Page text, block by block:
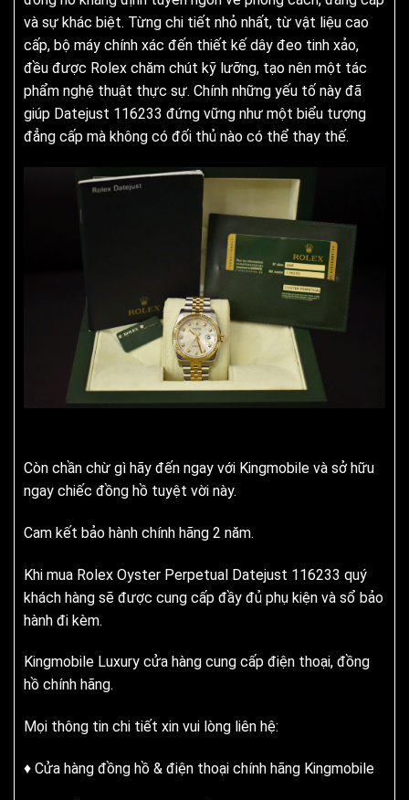
và sự khác biệt. Từng chi tiết nhỏ nhất, từ vật liệu cao
cấp, bộ máy chính xác đến thiết kế dây đeo tinh xảo,
đều được Rolex chăm chút kỹ lưỡng, tạo nên một tác
phẩm nghệ thuật thực sự. Chính những yếu tố này đã
giúp Datejust 116233 đứng vững như một biểu tượng
đẳng cấp mà không có đối thủ nào có thể thay thế.
Còn chần chừ gì hãy đến ngay với Kingmobile và sở hữu
ngay chiếc đồng hồ tuyệt vời này.
Cam kết bảo hành chính hãng 2 năm.
Khi mua Rolex Oyster Perpetual Datejust 116233 quý
khách hàng sẽ được cung cấp đầy đủ phụ kiện và sổ bảo
hành đi kèm.
Kingmobile Luxury cửa hàng cung cấp điện thoại, đồng
hồ chính hãng.
Mọi thông tin chi tiết xin vui lòng liên hệ:
♦ Cửa hàng đồng hồ & điện thoại chính hãng Kingmobile